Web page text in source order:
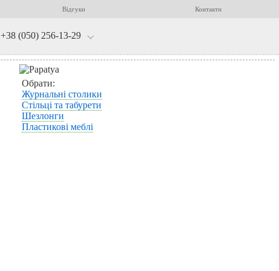
Відгуки Контакти
+38 (050) 256-13-29
Обрати:
Журнальні столики
Стільці та табурети
Шезлонги
Пластикові меблі